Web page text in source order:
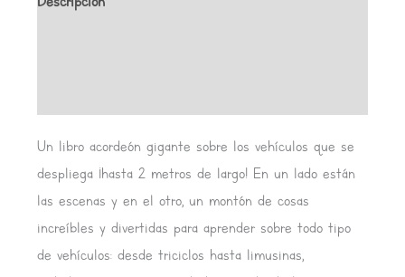
Un libro acordeón gigante sobre los vehículos que se
despliega ¡hasta 2 metros de largo! En un lado están
las escenas y en el otro, un montón de cosas
increíbles y divertidas para aprender sobre todo tipo
de vehículos: desde triciclos hasta limusinas,